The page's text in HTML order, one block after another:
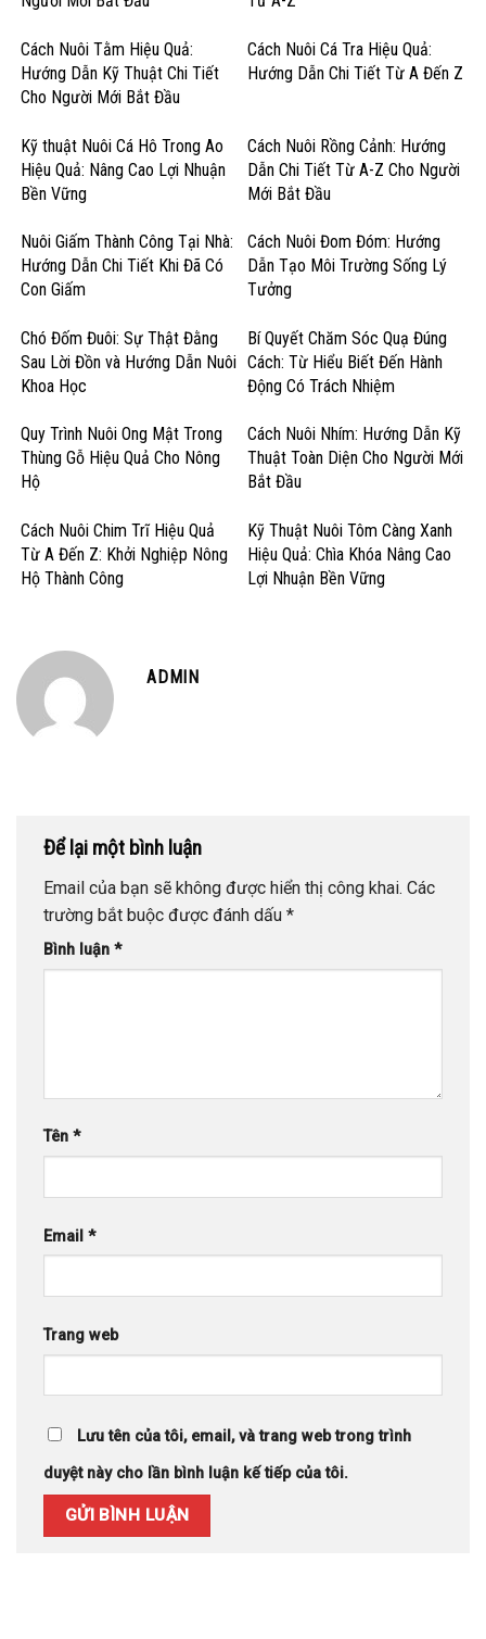
Cách Nuôi Tằm Hiệu Quả:
Hướng Dẫn Kỹ Thuật Chi Tiết
Cho Người Mới Bắt Đầu
Cách Nuôi Cá Tra Hiệu Quả:
Hướng Dẫn Chi Tiết Từ A Đến Z
Kỹ thuật Nuôi Cá Hô Trong Ao
Hiệu Quả: Nâng Cao Lợi Nhuận
Bền Vững
Cách Nuôi Rồng Cảnh: Hướng
Dẫn Chi Tiết Từ A-Z Cho Người
Mới Bắt Đầu
Nuôi Giấm Thành Công Tại Nhà:
Hướng Dẫn Chi Tiết Khi Đã Có
Con Giấm
Cách Nuôi Đom Đóm: Hướng
Dẫn Tạo Môi Trường Sống Lý
Tưởng
Chó Đốm Đuôi: Sự Thật Đằng
Sau Lời Đồn và Hướng Dẫn Nuôi
Khoa Học
Bí Quyết Chăm Sóc Quạ Đúng
Cách: Từ Hiểu Biết Đến Hành
Động Có Trách Nhiệm
Quy Trình Nuôi Ong Mật Trong
Thùng Gỗ Hiệu Quả Cho Nông
Hộ
Cách Nuôi Nhím: Hướng Dẫn Kỹ
Thuật Toàn Diện Cho Người Mới
Bắt Đầu
Cách Nuôi Chim Trĩ Hiệu Quả
Từ A Đến Z: Khởi Nghiệp Nông
Hộ Thành Công
Kỹ Thuật Nuôi Tôm Càng Xanh
Hiệu Quả: Chìa Khóa Nâng Cao
Lợi Nhuận Bền Vững
ADMIN
Để lại một bình luận
Email của bạn sẽ không được hiển thị công khai. Các
trường bắt buộc được đánh dấu *
Bình luận *
Tên *
Email *
Trang web
Lưu tên của tôi, email, và trang web trong trình
duyệt này cho lần bình luận kế tiếp của tôi.